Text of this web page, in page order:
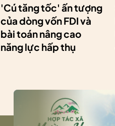
'Cú tăng tốc' ấn tượng
của dòng vốn FDI và
bài toán nâng cao
năng lực hấp thụ